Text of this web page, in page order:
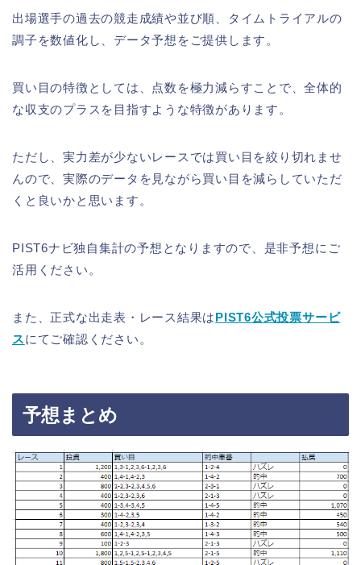
出場選手の過去の競走成績や並び順、タイムトライアルの
調子を数値化し、データ予想をご提供します。
買い目の特徴としては、点数を極力減らすことで、全体的
な収支のプラスを目指すような特徴があります。
ただし、実力差が少ないレースでは買い目を絞り切れませ
んので、実際のデータを見ながら買い目を減らしていただ
くと良いかと思います。
PIST6ナビ独自集計の予想となりますので、是非予想にご
活用ください。
また、正式な出走表・レース結果はPIST6公式投票サービ
スにてご確認ください。
予想まとめ